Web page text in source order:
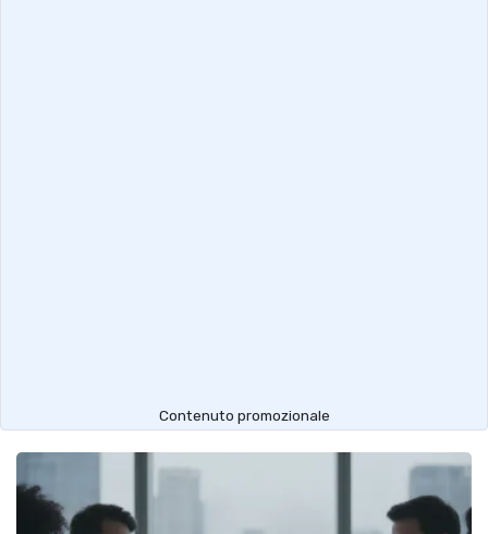
Contenuto promozionale